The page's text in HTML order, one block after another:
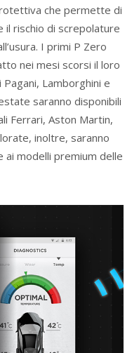
che permette di
il rischio di screpolature
I primi P Zero
nei mesi scorsi il loro
Lamborghini e
saranno disponibili
Ferrari, Aston Martin,
inoltre, saranno
ai modelli premium delle